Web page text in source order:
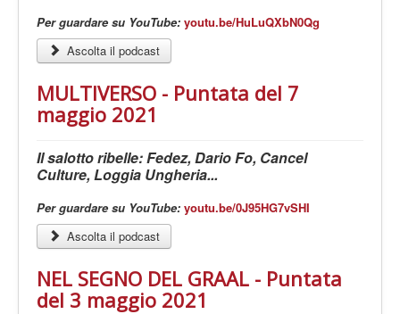
PRESS
CONTATTI
Per guardare su YouTube: youtu.be/HuLuQXbN0Qg
Ascolta il podcast
MULTIVERSO - Puntata del 7
maggio 2021
Il salotto ribelle: Fedez, Dario Fo, Cancel
Culture, Loggia Ungheria...
Per guardare su YouTube: youtu.be/0J95HG7vSHI
Ascolta il podcast
NEL SEGNO DEL GRAAL - Puntata
del 3 maggio 2021